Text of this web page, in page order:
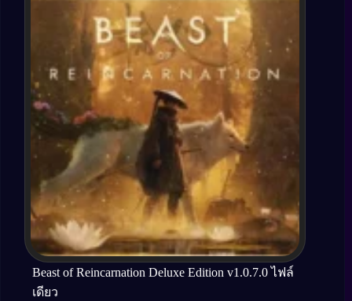
Beast of Reincarnation Deluxe Edition v1.0.7.0 ไฟล์
เดียว